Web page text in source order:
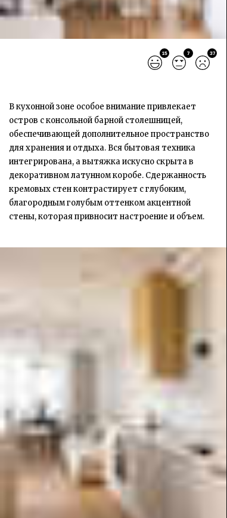
15 7 37
В кухонной зоне особое внимание привлекает
остров с консольной барной столешницей,
обеспечивающей дополнительное пространство
для хранения и отдыха. Вся бытовая техника
интегрирована, а вытяжка искусно скрыта в
декоративном латунном коробе. Сдержанность
кремовых стен контрастирует с глубоким,
благородным голубым оттенком акцентной
стены, которая привносит настроение и объем.